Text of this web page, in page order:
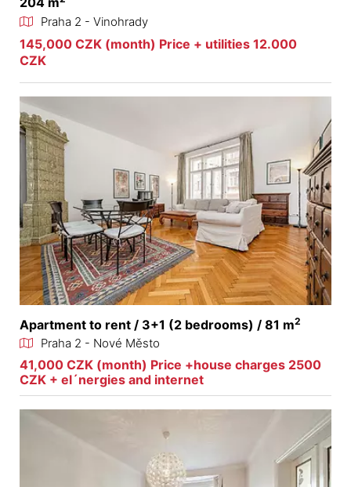
Praha 2 - Vinohrady
145,000 CZK (month) Price + utilities 12.000
CZK
Apartment to rent / 3+1 (2 bedrooms) / 81 m2
Praha 2 - Nové Město
41,000 CZK (month) Price +house charges 2500
CZK + el´nergies and internet